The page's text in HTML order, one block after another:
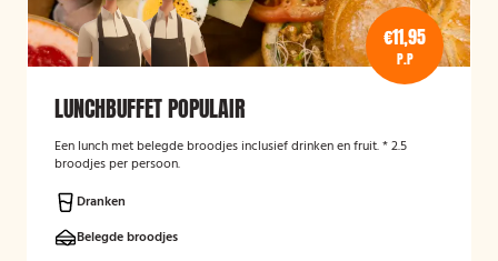
€11,95
P.P
LUNCHBUFFET POPULAIR
Een lunch met belegde broodjes inclusief drinken en fruit. * 2.5
broodjes per persoon.
Dranken
Belegde broodjes